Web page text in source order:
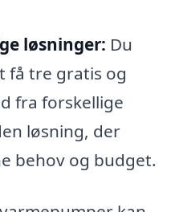
løsninger: Du
få tre gratis og
fra forskellige
løsning, der
behov og budget.